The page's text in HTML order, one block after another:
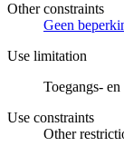
Other constraints
Geen
Use limitation
Toegangs-
Use constraints
Other